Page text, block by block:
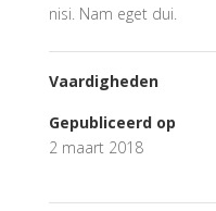
nisi. Nam eget dui.
Vaardigheden
Gepubliceerd op
2 maart 2018